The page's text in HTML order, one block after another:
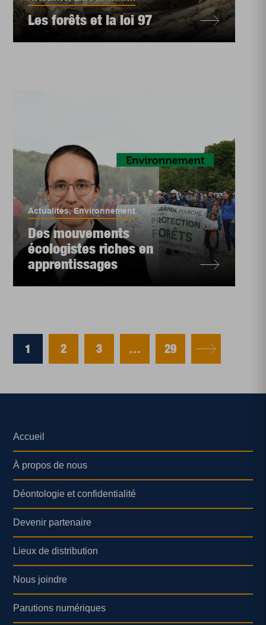
Les forêts et la loi 97
Actualités,Environnement
Des mouvements
écologistes riches en
apprentissages
1 2 3 … 29
Accueil
À propos de nous
Déontologie et confidentialité
Devenir partenaire
Lieux de distribution
Nous joindre
Parutions numériques